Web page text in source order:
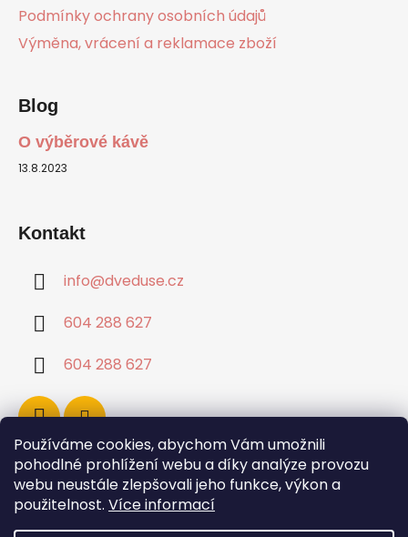
Používáme cookies, abychom Vám umožnili
pohodlné prohlížení webu a díky analýze provozu
webu neustále zlepšovali jeho funkce, výkon a
použitelnost. Více informací
Podmínky ochrany osobních údajů
Výměna, vrácení a reklamace zboží
Blog
O výběrové kávě
13.8.2023
Kontakt
info@dveduse.cz
604 288 627
604 288 627